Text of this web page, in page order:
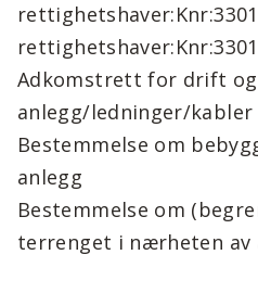
Adkomstrett for drift og
anlegg/ledninger/kabler
Bestemmelse om
anlegg
Bestemmelse om
terrenget i nærheten av